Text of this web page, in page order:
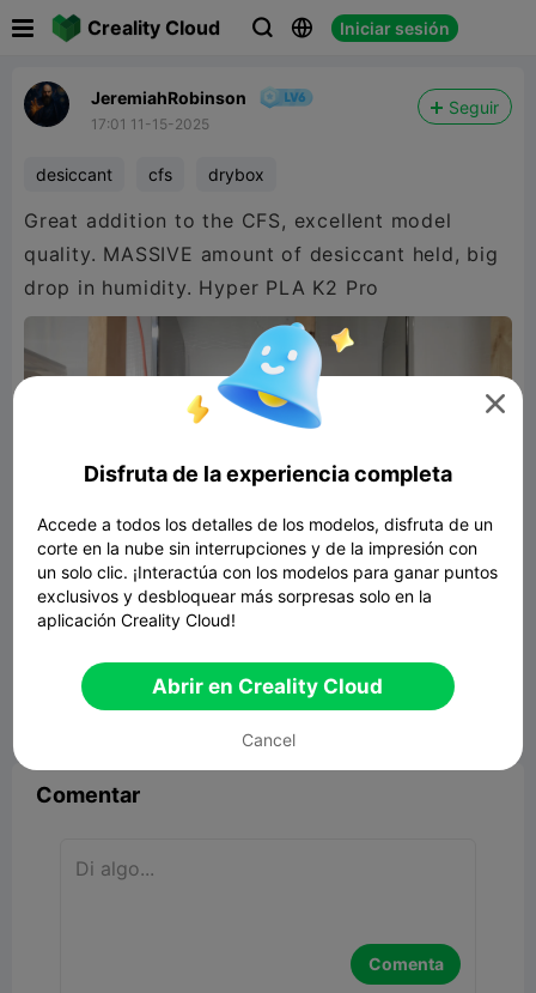
Creality Cloud   Iniciar sesión
JeremiahRobinson
17:01 11-15-2025
Seguir
desiccant cfs drybox
Great addition to the CFS, excellent model
quality. MASSIVE amount of desiccant held, big
drop in humidity. Hyper PLA K2 Pro
Huge desiccant box for CFS (holds with
14.00MB Modelo 3D relacionado
Comentar
Comenta

Disfruta de la experiencia completa
Accede a todos los detalles de los modelos, disfruta de un
corte en la nube sin interrupciones y de la impresión con
un solo clic. ¡Interactúa con los modelos para ganar puntos
exclusivos y desbloquear más sorpresas solo en la
aplicación Creality Cloud!
Abrir en Creality Cloud
Cancel